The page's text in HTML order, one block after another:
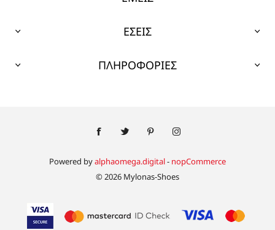
ΕΣΕΙΣ
ΠΛΗΡΟΦΟΡΙΕΣ
Powered byalphaomega.digital- nopCommerce
© 2026 Mylonas-Shoes